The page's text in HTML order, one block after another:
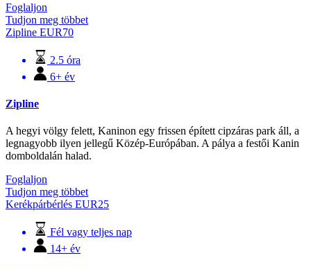
Foglaljon
Tudjon meg többet
Zipline EUR70
2.5 óra
6+ év
Zipline
A hegyi völgy felett, Kaninon egy frissen épített cipzáras park áll, a
legnagyobb ilyen jellegű Közép-Európában. A pálya a festői Kanin
domboldalán halad.
Foglaljon
Tudjon meg többet
Kerékpárbérlés EUR25
Fél vagy teljes nap
14+ év